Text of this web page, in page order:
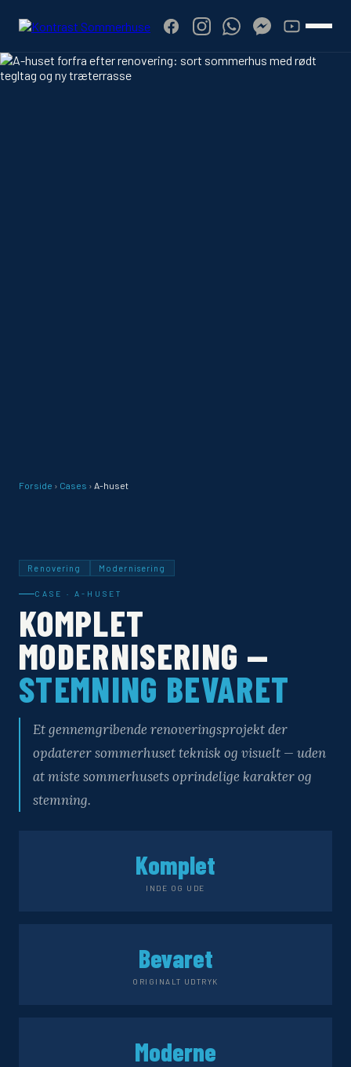
Forside › Cases › A-huset
Renovering Modernisering
CASE · A-HUSET
KOMPLET
MODERNISERING —
STEMNING BEVARET
Et gennemgribende renoveringsprojekt der
opdaterer sommerhuset teknisk og visuelt — uden
at miste sommerhusets oprindelige karakter og
stemning.
Komplet
INDE OG UDE
Bevaret
ORIGINALT UDTRYK
Moderne